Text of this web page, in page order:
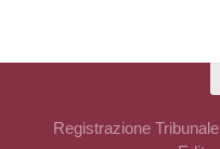
Registrazione